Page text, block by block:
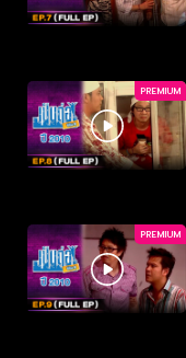
PREMIUM
PREMIUM